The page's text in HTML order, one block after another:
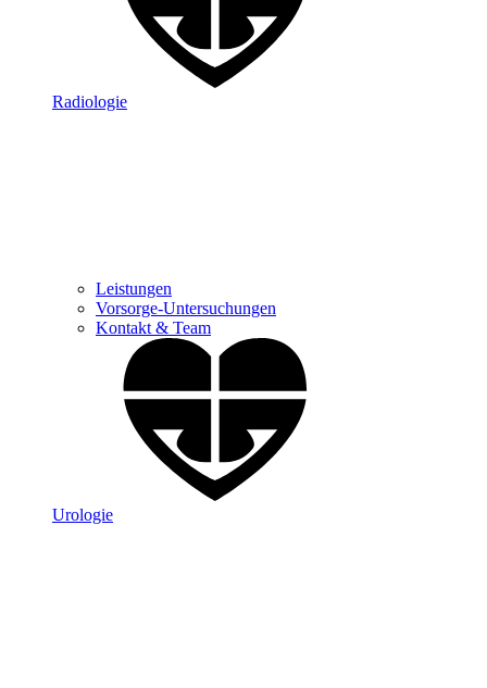
Radiologie
Leistungen
Vorsorge-Untersuchungen
Kontakt & Team
Urologie